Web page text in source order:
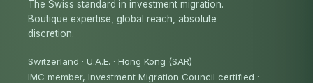
The Swiss standard in investment migration.
Boutique expertise, global reach, absolute
discretion.
Switzerland · U.A.E. · Hong Kong (SAR)
IMC member, Investment Migration Council certified ·